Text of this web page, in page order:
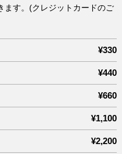
ます。(クレジットカードのご
¥330
¥440
¥660
¥1,100
¥2,200